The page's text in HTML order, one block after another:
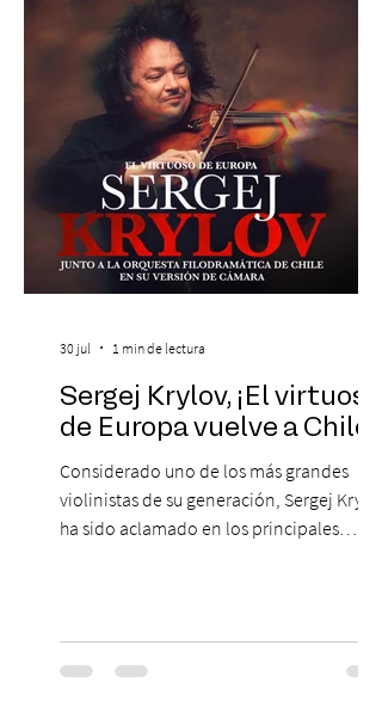
máxima exponente de la música popular
peruana, Eva Ayllón, al Cuarteto Austral y
un repertorio que recorrerá seis décadas
de obras que transformaron l
Sergej Krylov, ¡El virtuoso
de Europa vuelve a Chile!
Considerado uno de los más grandes
violinistas de su generación, Sergej Krylov
ha sido aclamado en los principales
escenario del Teatro CA660 para
protagonizar una velada extraordinaria
30 jul 1 min de lectura